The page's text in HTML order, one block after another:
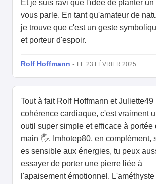
Et je suis ravi que l'idée de planter un
vous parle. En tant qu'amateur de
je trouve que c'est un geste
et porteur d'espoir.
Rolf Hoffmann - LE 23 FÉVRIER 2025
Tout à fait Rolf Hoffmann et Juliette49
cohérence cardiaque, c'est vraiment
outil super simple et efficace à portée
main 🖐️. Imhotep80, en complément,
es sensible aux énergies, tu peux
essayer de porter une pierre liée à
l'apaisement émotionnel. L'améthyste